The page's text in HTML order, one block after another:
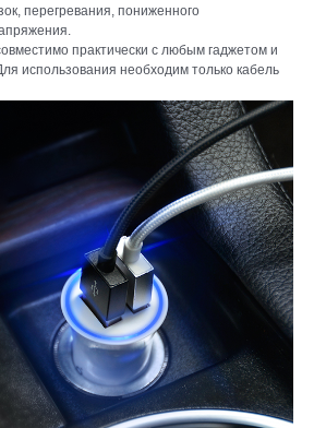
перегревания, пониженного
практически с любым гаджетом и
использования необходим только кабель